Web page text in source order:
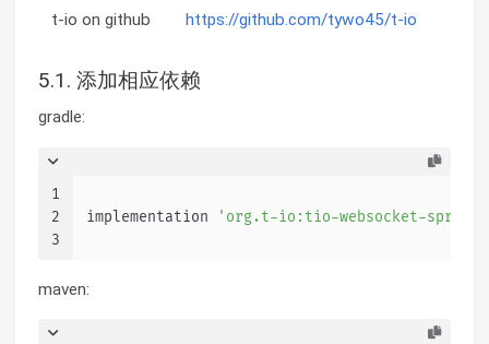
t-io on github https://github.com/tywo45/t-io
5.1. 添加相应依赖
gradle:
1
2
3
implementation 'org.t-io:tio-websocket-spring-
maven: